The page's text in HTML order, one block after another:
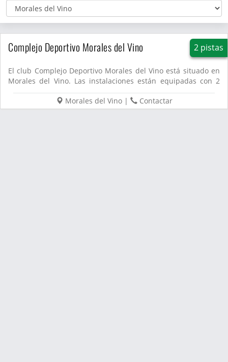
Complejo Deportivo Morales del Vino 2 pistas
El club Complejo Deportivo Morales del Vino está situado en
Morales del Vino. Las instalaciones están equipadas con 2
pista...
Morales del Vino| Contactar